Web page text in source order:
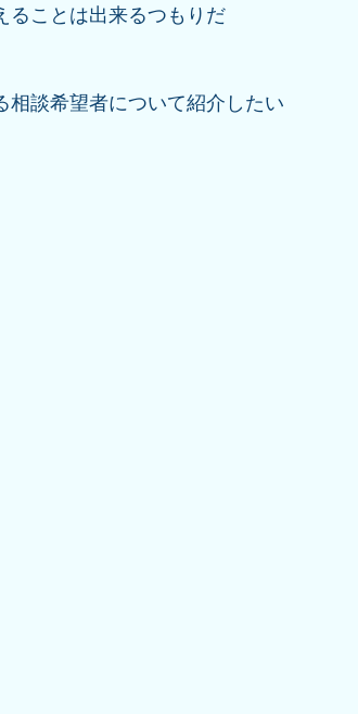
ることは出来るつもりだ
談希望者について紹介したい